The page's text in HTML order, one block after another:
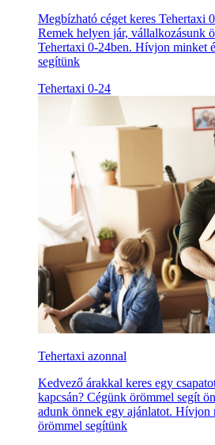
Megbízható céget keres Tehertaxi
Remek helyen jár, vállalkozásunk
Tehertaxi 0-24ben. Hívjon minket
segítünk
Tehertaxi 0-24
Tehertaxi azonnal
Kedvező árakkal keres egy
kapcsán? Cégünk örömmel segít
adunk önnek egy ajánlatot. Hívjon
örömmel segítünk